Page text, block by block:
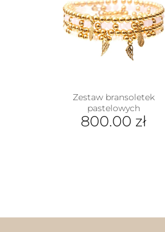
Zestaw bransoletek
pastelowych
800.00 zł